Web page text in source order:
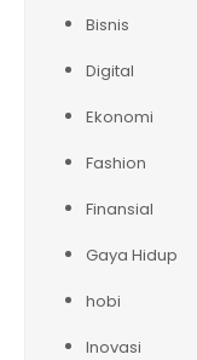
Bisnis
Digital
Ekonomi
Fashion
Finansial
Gaya Hidup
hobi
Inovasi